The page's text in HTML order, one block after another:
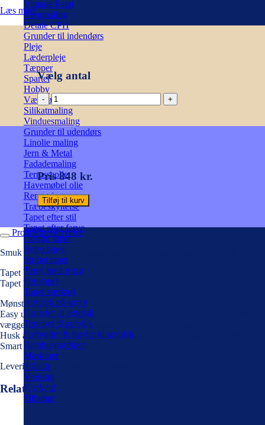
Vintage Paint
Vægmaling
Detale CPH
Grunder til indendørs
Pleje
Læderpleje
Tæpper
Spartel
Hobby
Værktøj
Silikatmaling
Vinduesmaling
Grunder til udendørs
Linolie maling
Jern & Metal
Fadademaling
Terrasseolie
Havemøbel olie
Rengøring
Træbeskyttelse
Tapet efter stil
Tapet efter farve
Design tapet
Retro tapet
Stribet tapet
Tapet med natur
Fototapet
Tapet værktøj
Autolak på spray
Grunder til autolak
Topcoat til autolak
Fortynder & hæder til autolak
Bambusgardiner
Maskiner
Stillads
Værktøj
Koskind
Tilbehør
Læs mere
Vælg antal
Mørk
aubergine
Tapet
med
guld
motiv
antal
Pris 848 kr.
Tilføj til kurv
Produktbeskrivelse
Smuk tapet i mørk aubergine tone med akacie grene i guldprint.
Tapet bredde 68 cm
Tapet længde 10,05 mt
Mønsterrapport 64 cm
Easy up/Smart Paper (non-woven) kvalitet – du ruller limen direkte på
væggen og sætter tapetbanerne op umiddelbart efter.
Husk at ta’ højde for mønstertilpasning når du bestiller tapet.Easy up /
Smart Paper (nonwoven) quality
Leveringstid på tapeter: 4-14 dage.
Relaterede varer